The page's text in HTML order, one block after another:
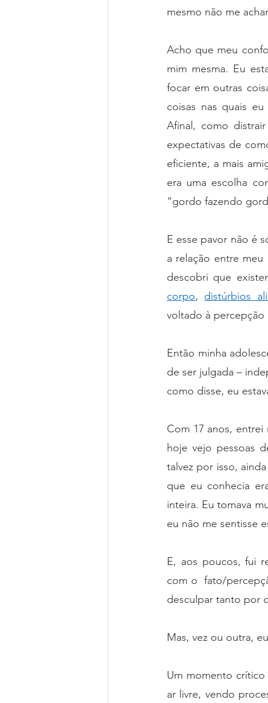
mesmo não me
Acho que meu
mim mesma. Eu
focar em outras
coisas nas quais
Afinal, como
expectativas de
eficiente, a mais
era uma escolha
“gordo fazendo
E esse pavor não é
a relação entre
descobri que
corpo, distúrbios
voltado à percepção
Então minha
de ser julgada –
como disse, eu
Com 17 anos, entrei
hoje vejo pessoas
talvez por isso,
que eu conhecia
inteira. Eu tomava
eu não me sentisse
E, aos poucos, fui
com o  fato/
desculpar tanto por
Mas, vez ou outra,
Um momento
ar livre, vendo